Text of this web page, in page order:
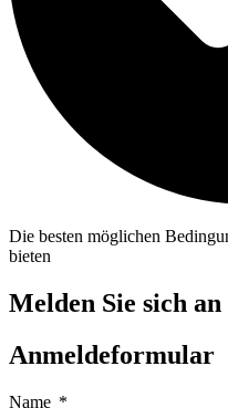
Die besten möglichen
bieten
Melden Sie sich an
Anmeldeformular
Name